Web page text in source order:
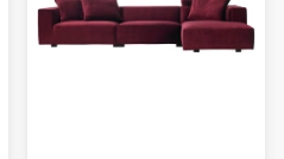
Tyg pg.4 Tangent 09